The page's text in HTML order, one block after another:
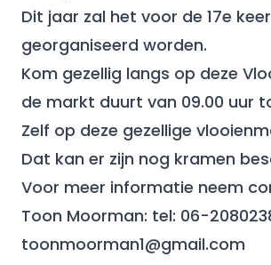
Dit jaar zal het voor de 17e keer
georganiseerd worden.
Kom gezellig langs op deze
de markt duurt van 09.00 uur
Zelf op deze gezellige
Dat kan er zijn nog kramen
Voor meer informatie neem
Toon Moorman: tel: 06-
toonmoorman1@gmail.com